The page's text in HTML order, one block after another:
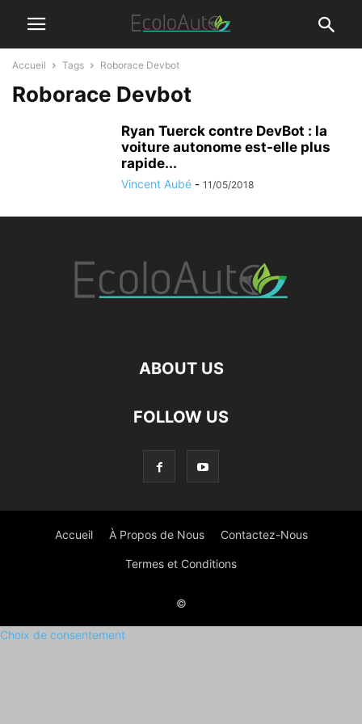
Accueil Tags Roborace Devbot
Roborace Devbot
Ryan Tuerck contre DevBot : la
voiture autonome est-elle plus
rapide...
Vincent Aubé - 11/05/2018
ABOUT US
FOLLOW US
Accueil À Propos de Nous Contactez-Nous
Termes et Conditions
©
Choix de consentement